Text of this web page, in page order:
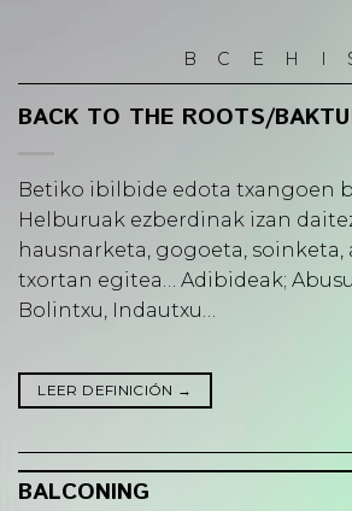
B C E H I
BACK TO THE ROOTS/
Betiko ibilbide edota txangoen
Helburuak ezberdinak izan
hausnarketa, gogoeta, soinketa,
txortan egitea… Adibideak;
Bolintxu, Indautxu…
LEER DEFINICIÓN →
BALCONING